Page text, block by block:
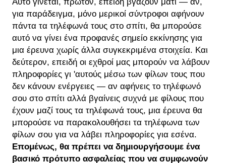
για παράδειγμα, μόνο μερικοί σύντροφοι αφήνουν
πάντα τα τηλέφωνά τους στο σπίτι, θα μπορούσε
αυτό να γίνει ένα προφανές σημείο εκκίνησης για
μια έρευνα χωρίς άλλα συγκεκριμένα στοιχεία. Και
δεύτερον, επειδή οι εχθροί μας μπορούν να λάβουν
πληροφορίες γι 'αυτούς μέσω των φίλων τους που
δεν κάνουν ενέργειες — αν αφήνεις το τηλέφωνό
σου στο σπίτι αλλά βγαίνεις συχνά με φίλους που
έχουν μαζί τους τα τηλέφωνά τους, μια έρευνα θα
μπορούσε να παρακολουθήσει τα τηλέφωνα των
φίλων σου για να λάβει πληροφορίες για εσένα.
Επομένως, θα πρέπει να δημιουργήσουμε ένα
βασικό πρότυπο ασφαλείας που να συμφωνούν